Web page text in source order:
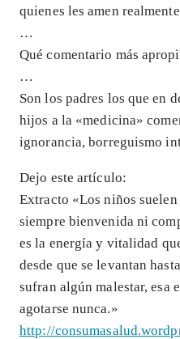
quienes les amen
…
Qué comentario más
…
Son los padres los que en
hijos a la «medicina»
ignorancia, borreguismo
Dejo este artículo:
Extracto «Los niños
siempre bienvenida ni
es la energía y vitalidad
desde que se levantan
sufran algún malestar, esa
agotarse nunca.»
http://